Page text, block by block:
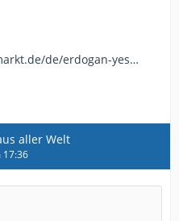
de/erdogan-yes…
aller Welt
17:36